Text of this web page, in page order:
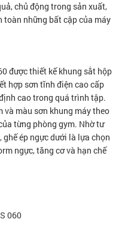
chủ động trong sản xuất,
toàn những bất cập của máy
được thiết kế khung sắt hộp
hợp sơn tĩnh điện cao cấp
cao trong quá trình tập.
và màu sơn khung máy theo
từng phòng gym. Nhờ tư
ép ngực dưới là lựa chọn
ngực, tăng cơ và hạn chế
060